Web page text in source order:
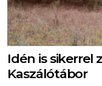
Idén is sikerrel
Kaszálótábor